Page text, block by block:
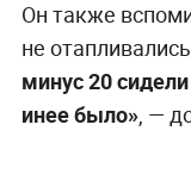
Он также
не
минус 20
инее было», —